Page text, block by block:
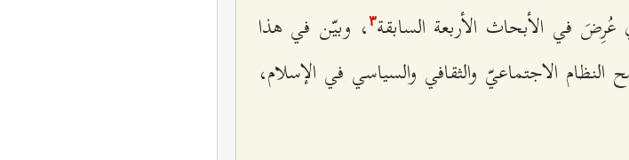
في الأبحاث الأربعة السابقة٣، وبيّن في هذا
أسس وملامح النظام الاجتماعيّ والثقافي والسياسي في الإسلام،